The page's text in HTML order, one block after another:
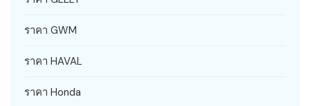
ราคา GWM
ราคา HAVAL
ราคา Honda